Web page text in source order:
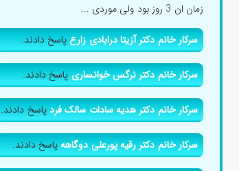
زمان ان 3 روز بود ولی موردی ...
سرکار خانم دکتر آزیتا درابادی زارعپاسخ دادند.
سرکار خانم دکتر نرگس خوانساریپاسخ دادند.
سرکار خانم دکتر هدیه سادات سالک فردپاسخ دادند.
سرکار خانم دکتر رقیه پورعلی دوگاههپاسخ دادند.